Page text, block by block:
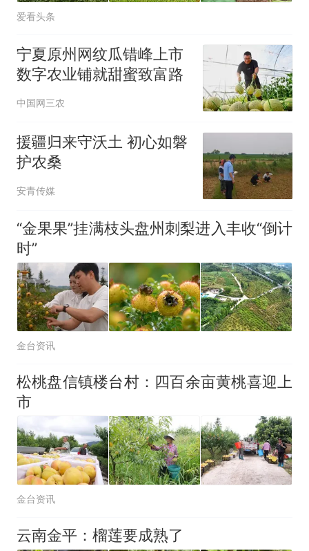
爱看头条
宁夏原州网纹瓜错峰上市
数字农业铺就甜蜜致富路
中国网三农
援疆归来守沃土 初心如磐
护农桑
安青传媒
“金果果”挂满枝头盘州刺梨进入丰收“倒计
时”
金台资讯
松桃盘信镇楼台村：四百余亩黄桃喜迎上
市
金台资讯
云南金平：榴莲要成熟了